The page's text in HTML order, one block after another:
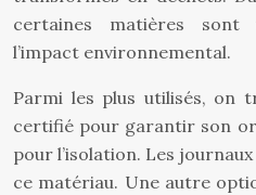
certaines matières sont
l’impact environnemental.
Parmi les plus utilisés, on
certifié pour garantir son
pour l’isolation. Les
ce matériau. Une autre